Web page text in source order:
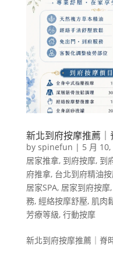
新北到府按摩推薦
by spinefun | 5 月
居家推拿, 到府按摩, 到
府推拿, 台北到府精油
居家SPA, 居家到府按摩,
務, 經絡按摩舒壓, 肌肉
芳療等級, 行動按摩
新北到府按摩推薦｜脊